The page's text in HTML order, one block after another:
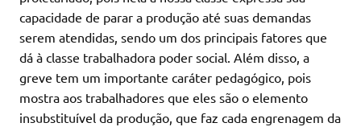
capacidade de parar a produção até suas demandas
serem atendidas, sendo um dos principais fatores que
dá à classe trabalhadora poder social. Além disso, a
greve tem um importante caráter pedagógico, pois
mostra aos trabalhadores que eles são o elemento
insubstituível da produção, que faz cada engrenagem da